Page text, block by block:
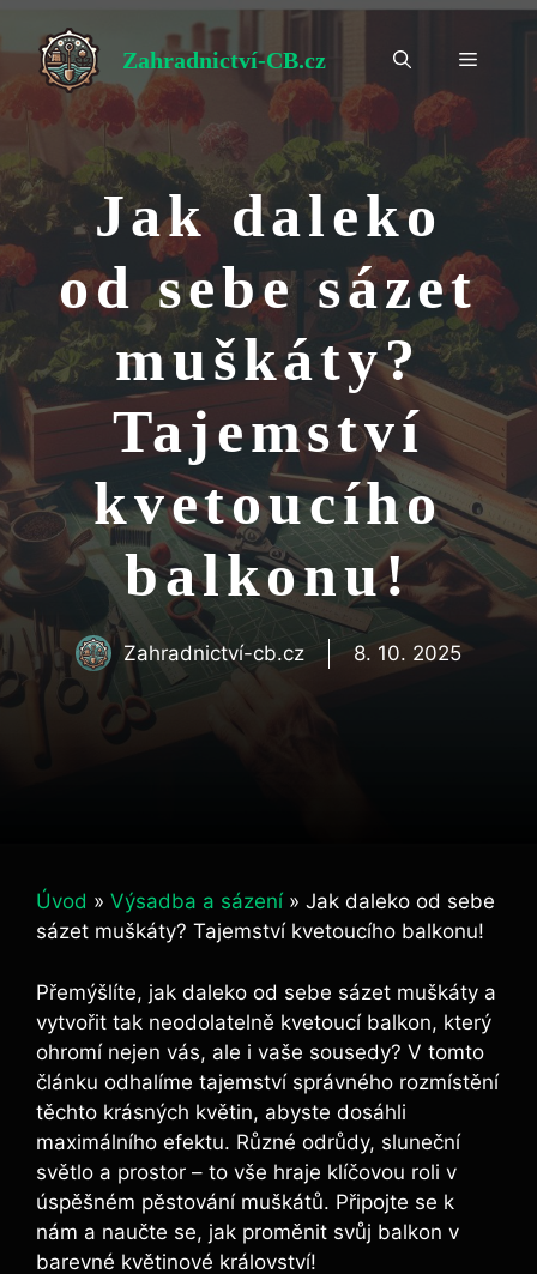
obsah
Zahradnictví-CB.cz Menu
Jak daleko
od sebe sázet
muškáty?
Tajemství
kvetoucího
balkonu!
Zahradnictví-cb.cz 8. 10. 2025
Úvod » Výsadba a sázení » Jak daleko od sebe
sázet muškáty? Tajemství kvetoucího balkonu!
Přemýšlíte, jak daleko od sebe sázet muškáty a
vytvořit tak neodolatelně kvetoucí balkon, který
ohromí nejen vás, ale i vaše sousedy? V tomto
článku odhalíme tajemství správného rozmístění
těchto krásných květin, abyste dosáhli
maximálního efektu. Různé odrůdy, sluneční
světlo a prostor – to vše hraje klíčovou roli v
úspěšném pěstování muškátů. Připojte se k
nám a naučte se, jak proměnit svůj balkon v
barevné květinové království!